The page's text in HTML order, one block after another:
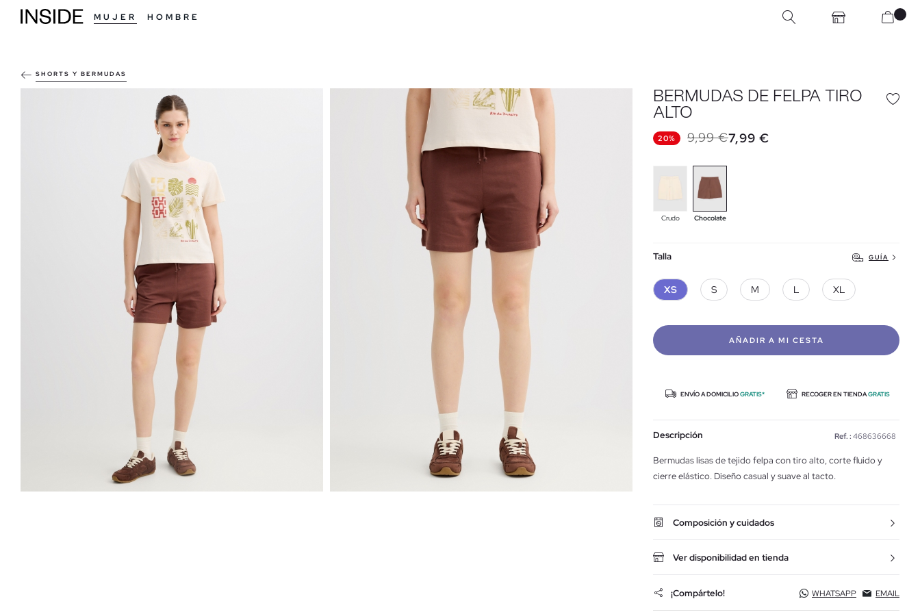
MUJER HOMBRE
SHORTS Y BERMUDAS
BERMUDAS DE FELPA TIRO
ALTO
20% 9,99 €7,99 €
Crudo Chocolate
Talla GUÍA
XS S M L XL
AÑADIR A MI CESTA
ENVÍO A DOMICILIOGRATIS* RECOGER EN TIENDAGRATIS
Descripción Ref. : 468636668
Bermudas lisas de tejido felpa con tiro alto, corte fluido y
cierre elástico. Diseño casual y suave al tacto.
Composición y cuidados
Ver disponibilidad en tienda
¡Compártelo! WHATSAPP EMAIL